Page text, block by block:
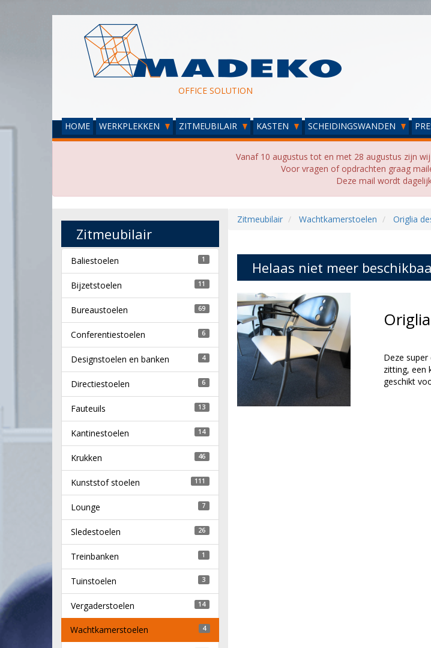
OFFICE SOLUTION
HOME WERKPLEKKEN ZITMEUBILAIR KASTEN SCHEIDINGSWANDEN
Vanaf 10 augustus tot en met 28 augustus zijn
Voor vragen of opdrachten graag
Deze mail wordt
Zitmeubilair Wachtkamerstoelen Origlia
Helaas niet meer
Deze
zitting, een
geschikt
Zitmeubilair
Baliestoelen 1
Bijzetstoelen 11
Bureaustoelen 69
Conferentiestoelen 6
Designstoelen en banken 4
Directiestoelen 6
Fauteuils 13
Kantinestoelen 14
Krukken 46
Kunststof stoelen 111
Lounge 7
Sledestoelen 26
Treinbanken 1
Tuinstoelen 3
Vergaderstoelen 14
Wachtkamerstoelen 4